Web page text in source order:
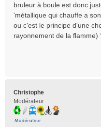
g
e
n
bruleur à boule est donc
'métallique qui chauffe a
ou c'est le principe d'une
rayonnement de la flamme)
Christophe
Modérateur